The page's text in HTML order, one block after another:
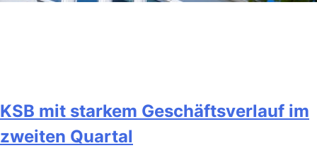
KSB mit starkem Geschäftsverlauf im
zweiten Quartal